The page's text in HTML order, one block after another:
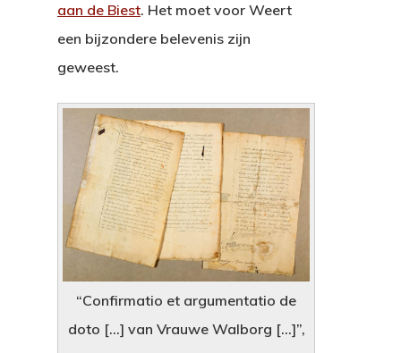
aan de Biest. Het moet voor Weert
een bijzondere belevenis zijn
geweest.
“Confirmatio et argumentatio de
doto […] van Vrauwe Walborg […]”,